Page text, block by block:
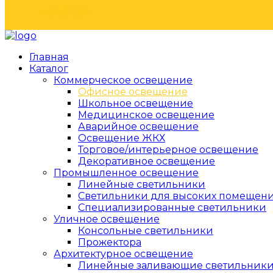
Главная
Каталог
Коммерческое освещение
Офисное освещение
Школьное освещение
Медицинское освещение
Аварийное освещение
Освещение ЖКХ
Торговое/интерьерное освещение
Декоративное освещение
Промышленное освещение
Линейные светильники
Светильники для высоких
Специализированные светильники
Уличное освещение
Консольные светильники
Прожектора
Архитектурное освещение
Линейные заливающие